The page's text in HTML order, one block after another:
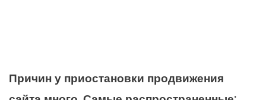
Причин у приостановки продвижения